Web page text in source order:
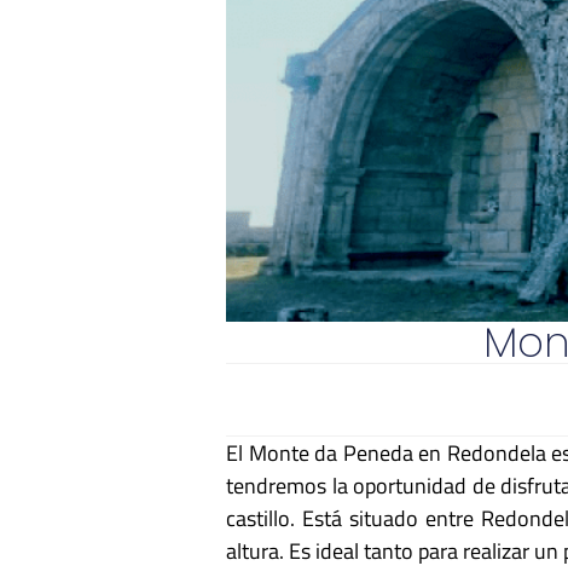
El Monte da Peneda en Redondela
tendremos la oportunidad de
castillo. Está situado entre
altura. Es ideal tanto para realizar